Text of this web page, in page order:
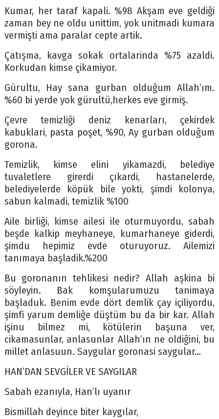
Kumar, her taraf kapali. %98 Akşam eve geldiği
zaman bey ne oldu unittim, yok unitmadi kumara
vermişti ama paralar cepte artik.
Çatışma, kavga sokak ortalarinda %75 azaldi.
Korkudan kimse çikamiyor.
Gürultu, Hay sana gurban olduğum Allah’ım.
%60 bi yerde yok gürultü,herkes eve girmiş.
Çevre temizliği deniz kenarları, çekirdek
kabuklari, pasta poşet, %90, Ay gurban olduğum
gorona.
Temizlik, kimse elini yikamazdi, belediye
tuvaletlere girerdi çıkardi, hastanelerde,
belediyelerde köpük bile yokti, şimdi kolonya,
sabun kalmadi, temizlik %100
Aile birliği, kimse ailesi ile oturmuyordu, sabah
beşde kalkip meyhaneye, kumarhaneye giderdi,
şimdu hepimiz evde oturuyoruz. Ailemizi
tanımaya başladik.%200
Bu goronanın tehlikesi nedir? Allah aşkina bi
söyleyin. Bak komşularumuzu tanimaya
başladuk. Benim evde dört demlik çay içiliyordu,
şimfi yarum demliğe düştüm bu da bir kar. Allah
işinu bilmez mi, kötülerin başuna ver,
cikamasunlar, anlasunlar Allah’ın ne oldiğini, bu
millet anlasuun. Saygular goronasi saygular…
HAN’DAN SEVGİLER VE SAYGILAR
Sabah ezanıyla, Han’lı uyanır
Bismillah deyince biter kaygılar,